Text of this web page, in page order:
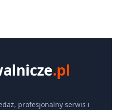
.pl
profesjonalny serwis i